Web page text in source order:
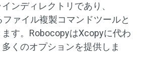
ンディレクトリであり、
ァイル複製コマンドツールと
す。RobocopyはXcopyに代わ
くのオプションを提供しま